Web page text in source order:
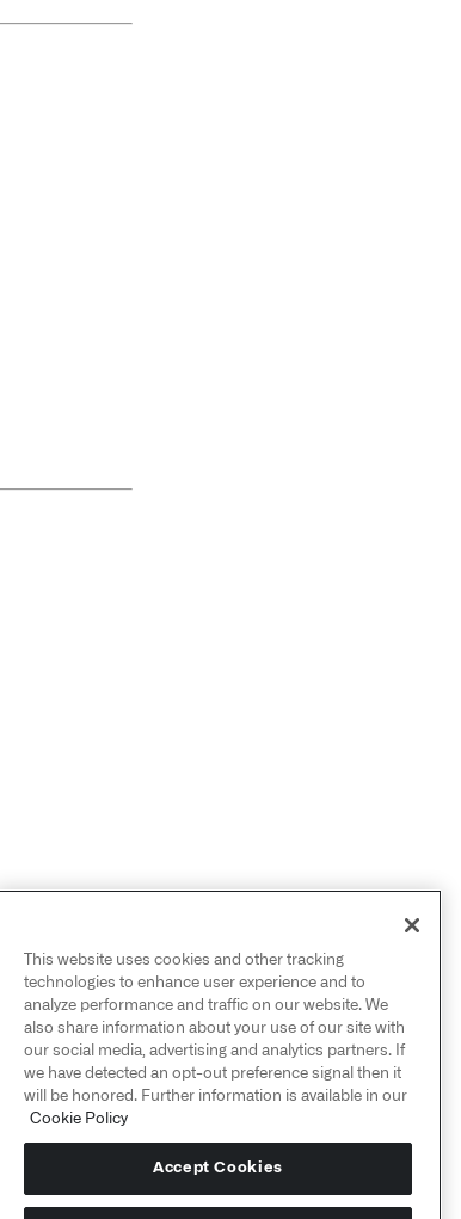
NEXT
Greatest→
This website uses cookies and other tracking
technologies to enhance user experience and to
analyze performance and traffic on our website. We
also share information about your use of our site with
our social media, advertising and analytics partners. If
we have detected an opt-out preference signal then it
will be honored. Further information is available in our
Cookie Policy
Accept Cookies